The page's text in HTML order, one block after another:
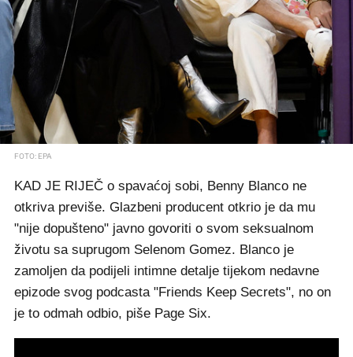
FOTO: EPA
KAD JE RIJEČ o spavaćoj sobi, Benny Blanco ne
otkriva previše. Glazbeni producent otkrio je da mu
"nije dopušteno" javno govoriti o svom seksualnom
životu sa suprugom Selenom Gomez. Blanco je
zamoljen da podijeli intimne detalje tijekom nedavne
epizode svog podcasta "Friends Keep Secrets", no on
je to odmah odbio, piše Page Six.